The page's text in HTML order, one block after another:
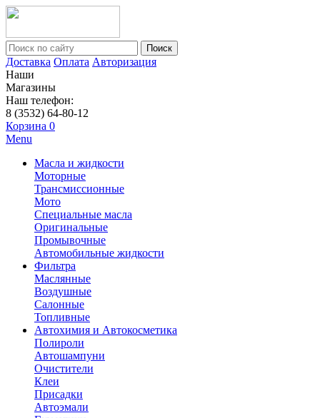
Поиск
Доставка Оплата Авторизация
Наши
Магазины
Наш телефон:
8 (3532) 64-80-12
Корзина 0
Menu
Масла и жидкости
Моторные
Трансмиссионные
Мото
Специальные масла
Оригинальные
Промывочные
Автомобильные жидкости
Фильтра
Маслянные
Воздушные
Салонные
Топливные
Автохимия и Автокосметика
Полироли
Автошампуни
Очистители
Клеи
Присадки
Автоэмали